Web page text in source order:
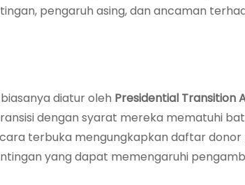
pengaruh asing, dan ancaman
diatur oleh Presidential Transition
dengan syarat mereka mematuhi
terbuka mengungkapkan daftar donor
yang dapat memengaruhi